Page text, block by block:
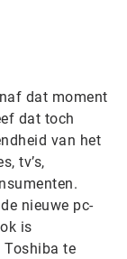
dat moment
dat toch
van het
tv’s,
nieuwe pc-
is
Toshiba te